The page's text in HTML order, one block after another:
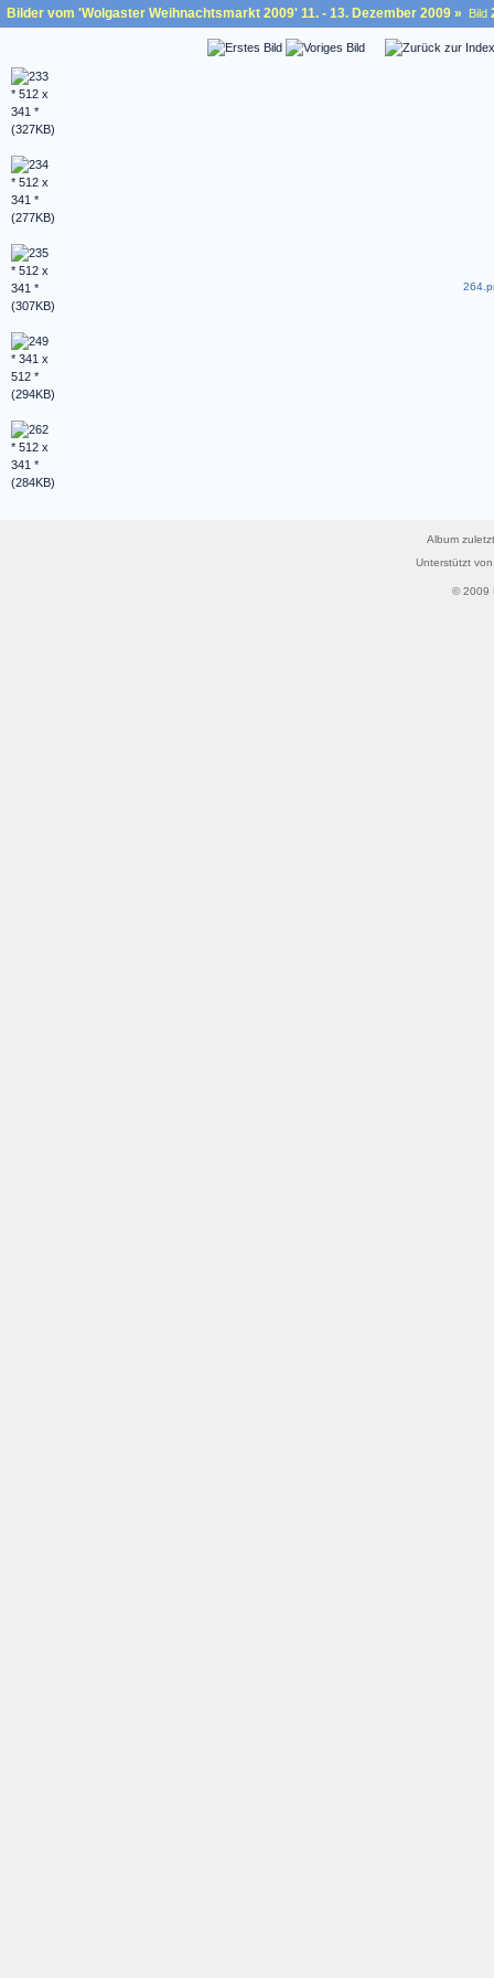
Bilder vom 'Wolgaster Weihnachtsmarkt 2009' 11. - 13. Dezember 2009 » Bild
Album
Unterstützt
© 2009